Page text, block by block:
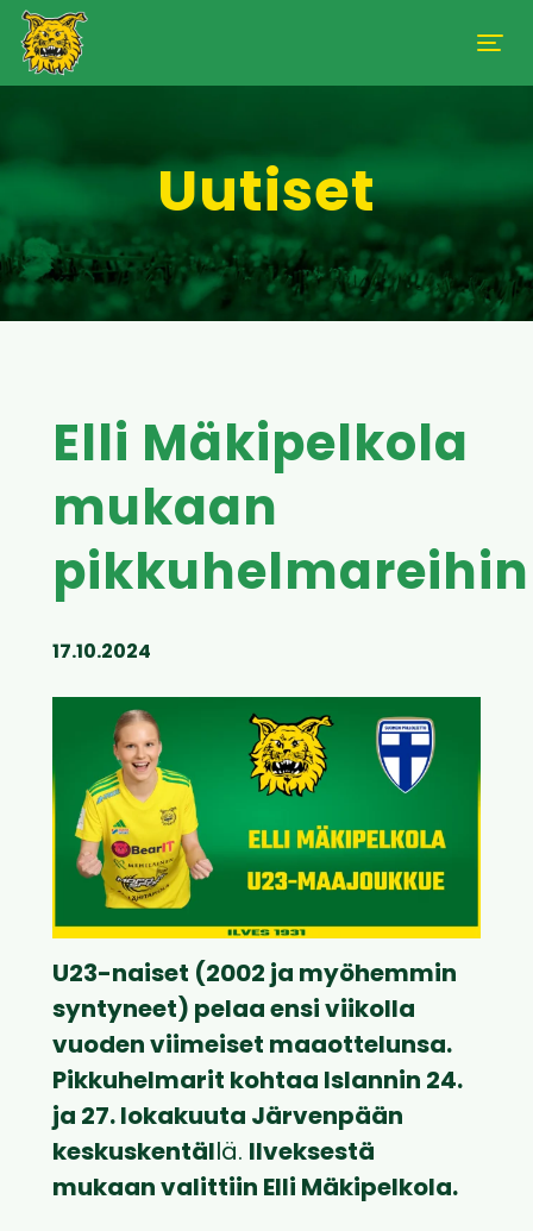
Uutiset
Elli Mäkipelkola
mukaan
pikkuhelmareihin
17.10.2024
U23-naiset (2002 ja myöhemmin
syntyneet) pelaa ensi viikolla
vuoden viimeiset maaottelunsa.
Pikkuhelmarit kohtaa Islannin 24.
ja 27. lokakuuta Järvenpään
keskuskentällä. Ilveksestä
mukaan valittiin Elli Mäkipelkola.